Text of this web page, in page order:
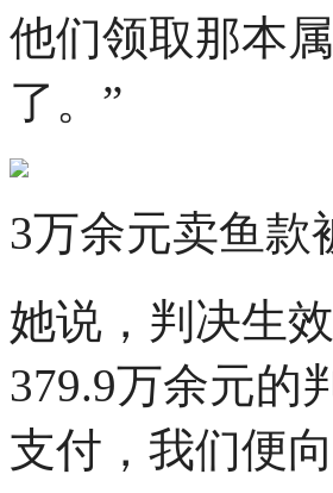
他们领取那本
了。”
3万余元卖鱼款
她说，判决生
379.9万余元的
支付，我们便